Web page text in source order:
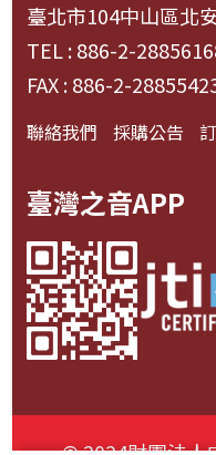
臺北市104中山區北
TEL : 886-2-
FAX : 886-2-
聯絡我們 採購公告
臺灣之音APP